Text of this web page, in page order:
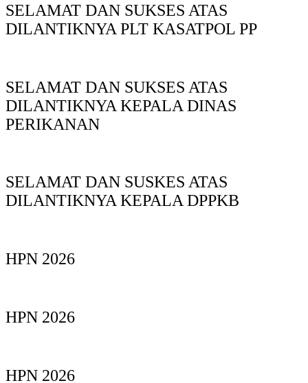
SELAMAT DAN SUKSES ATAS
DILANTIKNYA PLT KASATPOL PP
SELAMAT DAN SUKSES ATAS
DILANTIKNYA KEPALA DINAS
PERIKANAN
SELAMAT DAN SUSKES ATAS
DILANTIKNYA KEPALA DPPKB
HPN 2026
HPN 2026
HPN 2026